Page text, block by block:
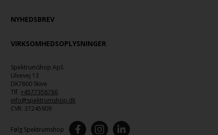
NYHEDSBREV
VIRKSOMHEDSOPLYSNINGER
SpektrumShop ApS
Ulvevej 13
DK7800 Skive
Tlf. +4577358786
info@spektrumshop.dk
CVR: 37245909
Følg Spektrumshop